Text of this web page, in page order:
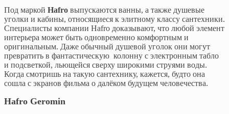
Под маркой Hafro выпускаются ванны, а также душевые
уголки и кабины, относящиеся к элитному классу сантехники.
Специалисты компании Hafro доказывают, что любой элемент
интерьера может быть одновременно комфортным и
оригинальным. Даже обычный душевой уголок они могут
превратить в фантастическую колонну с электронным табло
и подсветкой, льющейся сверху широкими струями воды.
Когда смотришь на такую сантехнику, кажется, будто она
сошла с экранов фильма о далёком будущем человечества.
Hafro Geromin